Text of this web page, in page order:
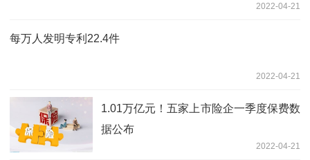
2022-04-21
每万人发明专利22.4件
2022-04-21
1.01万亿元！五家上市险企一季度保费数
据公布
2022-04-21